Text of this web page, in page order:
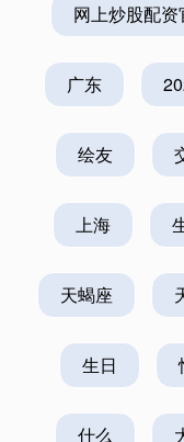
网上炒股配资
广东
绘友
上海
天蝎座
生日
什么